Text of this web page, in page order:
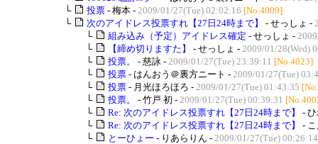
└
投票 - 梅本 - 2009/01/27(Tue) 02:02:16 [No.4009]
└
次のアイドレス投票すれ【27日24時まで】 - せっしょ -
└
組み込み（予定）アイドレス確定 - せっしょ -
└
【締め切りますた】 - せっしょ - 2009/01/28(Wed)
└
投票。 - 慈詠 - 2009/01/27(Tue) 23:39:11 [No.4023]
└
投票 - はんおう＠裏方ニート - 2009/01/27(Tue)
└
投票 - 月光ほろほろ - 2009/01/27(Tue) 01:43:35
└
投票。 - 竹戸 初 - 2009/01/27(Tue) 00:39:31
└
Re: 次のアイドレス投票すれ【27日24時まで】
-
└
Re: 次のアイドレス投票すれ【27日24時まで】
-
└
とーひょー - りあらりん - 2009/01/27(Tue) 00:26:14